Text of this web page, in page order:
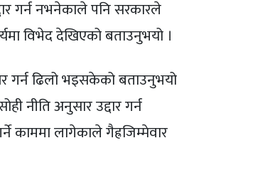
गर्न नभनेकाले पनि सरकारले
विभेद देखिएको बताउनुभयो ।
गर्न ढिलो भइसकेको बताउनुभयो
नीति अनुसार उद्दार गर्न
लागेकाले गैह्रजिम्मेवार